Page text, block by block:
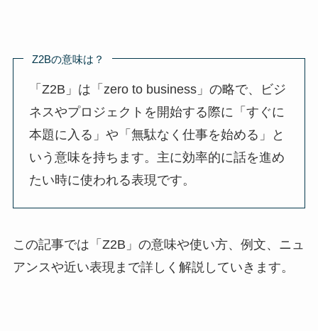
Z2Bの意味は？
「Z2B」は「zero to business」の略で、ビジ
ネスやプロジェクトを開始する際に「すぐに
本題に入る」や「無駄なく仕事を始める」と
いう意味を持ちます。主に効率的に話を進め
たい時に使われる表現です。
この記事では「Z2B」の意味や使い方、例文、ニュ
アンスや近い表現まで詳しく解説していきます。